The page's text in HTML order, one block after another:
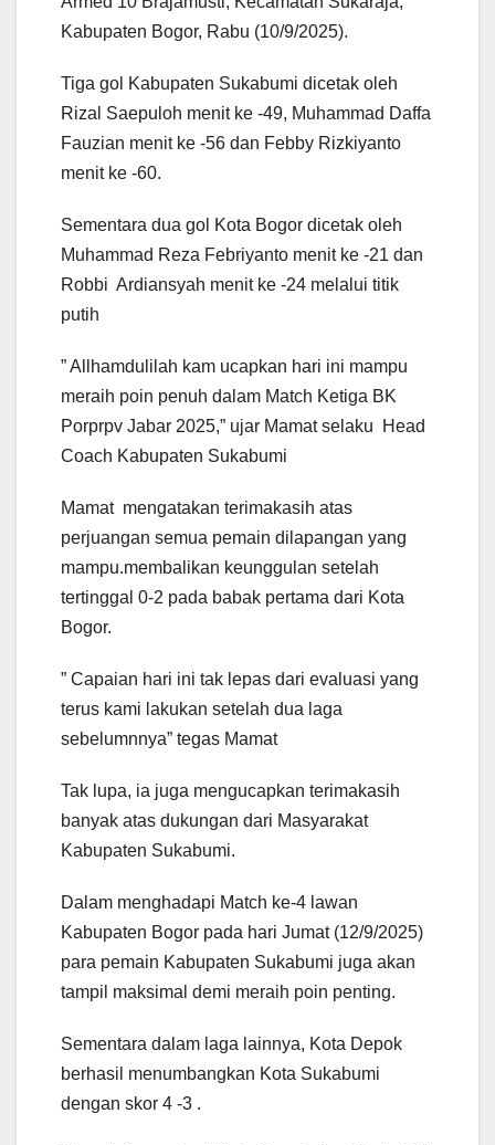
Kabupaten Bogor, Rabu (10/9/2025).
Tiga gol Kabupaten Sukabumi dicetak oleh
Rizal Saepuloh menit ke -49, Muhammad Daffa
Fauzian menit ke -56 dan Febby Rizkiyanto
menit ke -60.
Sementara dua gol Kota Bogor dicetak oleh
Muhammad Reza Febriyanto menit ke -21 dan
Robbi Ardiansyah menit ke -24 melalui titik
putih
” Allhamdulilah kam ucapkan hari ini mampu
meraih poin penuh dalam Match Ketiga BK
Porprpv Jabar 2025,” ujar Mamat selaku Head
Coach Kabupaten Sukabumi
Mamat mengatakan terimakasih atas
perjuangan semua pemain dilapangan yang
mampu.membalikan keunggulan setelah
tertinggal 0-2 pada babak pertama dari Kota
Bogor.
” Capaian hari ini tak lepas dari evaluasi yang
terus kami lakukan setelah dua laga
sebelumnnya” tegas Mamat
Tak lupa, ia juga mengucapkan terimakasih
banyak atas dukungan dari Masyarakat
Kabupaten Sukabumi.
Dalam menghadapi Match ke-4 lawan
Kabupaten Bogor pada hari Jumat (12/9/2025)
para pemain Kabupaten Sukabumi juga akan
tampil maksimal demi meraih poin penting.
Sementara dalam laga lainnya, Kota Depok
berhasil menumbangkan Kota Sukabumi
dengan skor 4 -3 .